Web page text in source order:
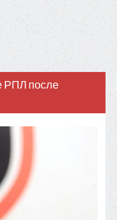
РПЛ после